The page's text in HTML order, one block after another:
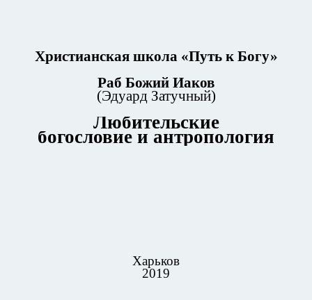
Христианская школа «Путь к Богу»
Раб Божий Иаков
(Эдуард Затучный)
Любительские
богословие и антропология
Харьков
2019